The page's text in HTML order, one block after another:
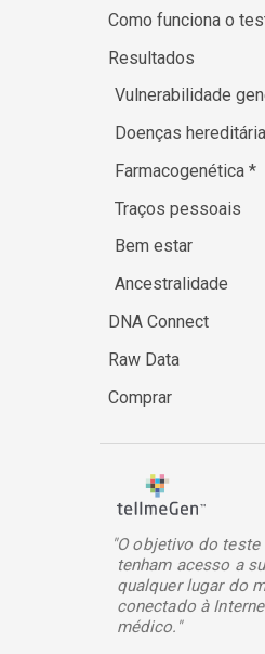
Como funciona o
Resultados
Vulnerabilidade
Doenças
Farmacogenética *
Traços pessoais
Bem estar
Ancestralidade
DNA Connect
Raw Data
Comprar
"O objetivo do
tenham acesso a
qualquer lugar do
conectado à
médico."